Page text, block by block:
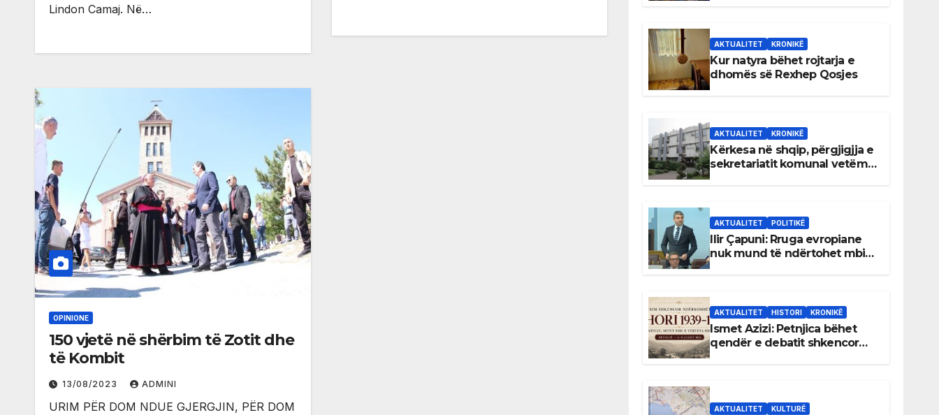
Lindon Camaj. Në…
OPINIONE
150 vjetë në shërbim të Zotit dhe
të Kombit
13/08/2023 ADMINI
URIM PËR DOM NDUE GJERGJIN, PËR DOM
AKTUALITET KRONIKË
Kur natyra bëhet rojtarja e
dhomës së Rexhep Qosjes
AKTUALITET KRONIKË
Kërkesa në shqip, përgjigjja e
sekretariatit komunal vetëm
AKTUALITET POLITIKË
Ilir Çapuni: Rruga evropiane
nuk mund të ndërtohet mbi
AKTUALITET HISTORI KRONIKË
Ismet Azizi: Petnjica bëhet
qendër e debatit shkencor
AKTUALITET KULTURË